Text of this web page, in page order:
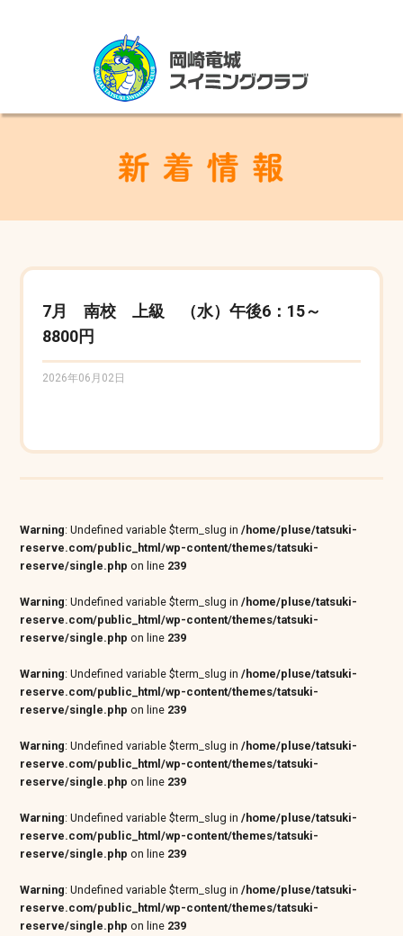
7月 南校 上級 （水）午後6：15～
8800円
2026年06月02日
Warning: Undefined variable $term_slug in/home/pluse/tatsuki-
reserve.com/public_html/wp-content/themes/tatsuki-
reserve/single.php on line 239
Warning: Undefined variable $term_slug in/home/pluse/tatsuki-
reserve.com/public_html/wp-content/themes/tatsuki-
reserve/single.php on line 239
Warning: Undefined variable $term_slug in/home/pluse/tatsuki-
reserve.com/public_html/wp-content/themes/tatsuki-
reserve/single.php on line 239
Warning: Undefined variable $term_slug in/home/pluse/tatsuki-
reserve.com/public_html/wp-content/themes/tatsuki-
reserve/single.php on line 239
Warning: Undefined variable $term_slug in/home/pluse/tatsuki-
reserve.com/public_html/wp-content/themes/tatsuki-
reserve/single.php on line 239
Warning: Undefined variable $term_slug in/home/pluse/tatsuki-
reserve.com/public_html/wp-content/themes/tatsuki-
reserve/single.php on line 239